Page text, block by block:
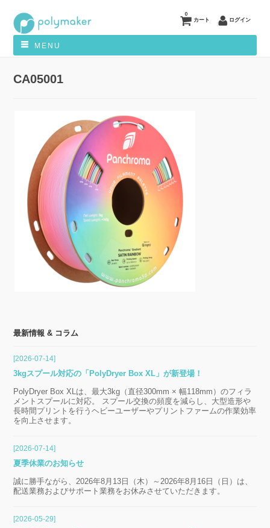
カート
0
ログイン
MENU
CA05001
最新情報 & コラム
[2026-07-14]
3kgスプール対応の「PolyDryer Box XL」が新登場！
PolyDryer Box XLは、最大3kg（直径300mm × 幅118mm）のフィラ
メントスプールに対応。 スプール交換の頻度を減らし、大型造形や
長時間プリントを行うヘビーユーザーやプリントファームの作業効率
を向上させます。
[2026-07-14]
夏季休業のお知らせ
誠に勝手ながら、2026年8月13日（木）～2026年8月16日（日）は、
配送業務およびサポート業務をお休みさせていただきます。
[2026-05-29]